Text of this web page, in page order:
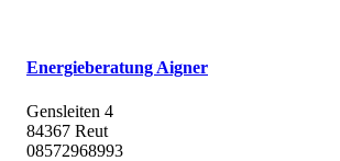
Energieberatung Aigner
Gensleiten 4
84367 Reut
08572968993